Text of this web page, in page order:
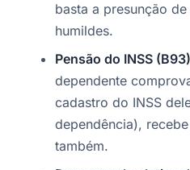
basta a presunção
humildes.
Pensão do INSS (B93)
dependente
cadastro do INSS
dependência),
também.